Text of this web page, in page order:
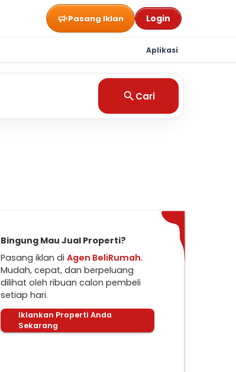
Pasang Iklan Login
Aplikasi
Cari
Bingung Mau Jual Properti?
Pasang iklan di Agen BeliRumah.
Mudah, cepat, dan berpeluang
dilihat oleh ribuan calon pembeli
setiap hari.
Iklankan Properti Anda
Sekarang